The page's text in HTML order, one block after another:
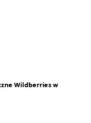
Wildberries w